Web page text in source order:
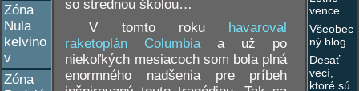
Zóna
Nula
kelvino
v
Zóna
so strednou školou…
V tomto roku havaroval
raketoplán Columbia a už po
niekoľkých mesiacoch som bola plná
enormného nadšenia pre príbeh
vence
Všeobec
ný blog
Desať
vecí,
ktoré sú